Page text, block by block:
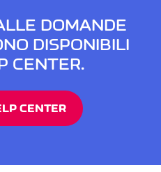
DOMANDE
DISPONIBILI
CENTER.
CENTER